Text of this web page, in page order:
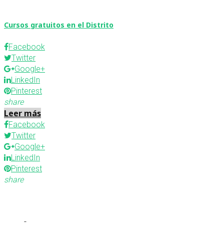
Cursos gratuitos en el Distrito
Facebook
Twitter
Google+
LinkedIn
Pinterest
share
Leer más
Facebook
Twitter
Google+
LinkedIn
Pinterest
share
-